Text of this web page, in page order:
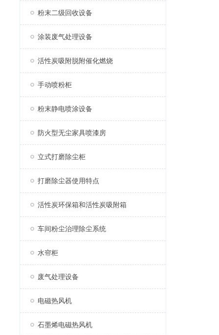
粉末二级回收设备
涂装废气处理设备
活性炭吸附脱附催化燃烧
手动喷粉柜
粉末静电喷涂设备
防火型无尘家具喷漆房
立式打磨除尘柜
打磨除尘器使用特点
活性炭环保箱和活性炭吸附箱
车间粉尘治理除尘系统
水帘柜
废气处理设备
电磁热风机
石墨烯电磁热风机